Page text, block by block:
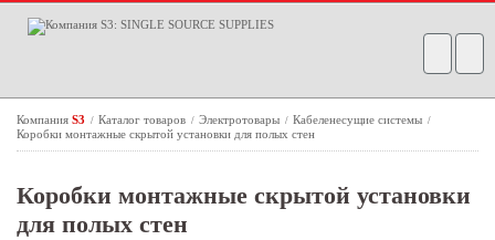
Компания S3 / Каталог товаров / Электротовары / Кабеленесущие системы /
Коробки монтажные скрытой установки для полых стен
Коробки монтажные скрытой установки
для полых стен